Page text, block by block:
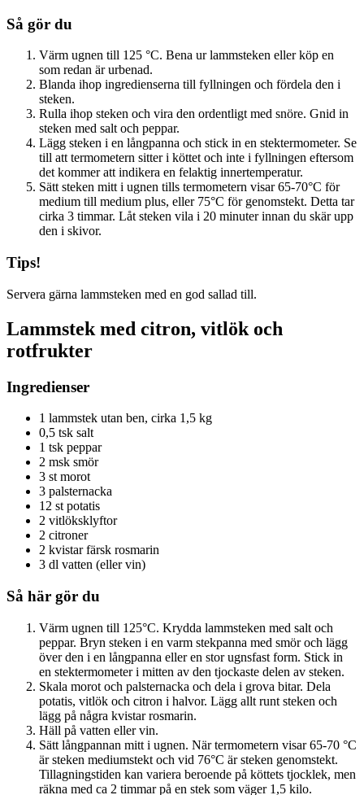
Så gör du
Värm ugnen till 125 °C. Bena ur lammsteken eller köp en
som redan är urbenad.
Blanda ihop ingredienserna till fyllningen och fördela den i
steken.
Rulla ihop steken och vira den ordentligt med snöre. Gnid in
steken med salt och peppar.
Lägg steken i en långpanna och stick in en stektermometer. Se
till att termometern sitter i köttet och inte i fyllningen eftersom
det kommer att indikera en felaktig innertemperatur.
Sätt steken mitt i ugnen tills termometern visar 65-70°C för
medium till medium plus, eller 75°C för genomstekt. Detta tar
cirka 3 timmar. Låt steken vila i 20 minuter innan du skär upp
den i skivor.
Tips!
Servera gärna lammsteken med en god sallad till.
Lammstek med citron, vitlök och
rotfrukter
Ingredienser
1 lammstek utan ben, cirka 1,5 kg
0,5 tsk salt
1 tsk peppar
2 msk smör
3 st morot
3 palsternacka
12 st potatis
2 vitlöksklyftor
2 citroner
2 kvistar färsk rosmarin
3 dl vatten (eller vin)
Så här gör du
Värm ugnen till 125°C. Krydda lammsteken med salt och
peppar. Bryn steken i en varm stekpanna med smör och lägg
över den i en långpanna eller en stor ugnsfast form. Stick in
en stektermometer i mitten av den tjockaste delen av steken.
Skala morot och palsternacka och dela i grova bitar. Dela
potatis, vitlök och citron i halvor. Lägg allt runt steken och
lägg på några kvistar rosmarin.
Häll på vatten eller vin.
Sätt långpannan mitt i ugnen. När termometern visar 65-70 °C
är steken mediumstekt och vid 76°C är steken genomstekt.
Tillagningstiden kan variera beroende på köttets tjocklek, men
räkna med ca 2 timmar på en stek som väger 1,5 kilo.